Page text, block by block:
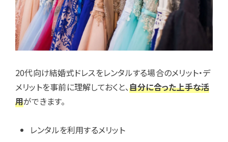
20代向け結婚式ドレスをレンタルする場合のメリット・デ
メリットを事前に理解しておくと、自分に合った上手な活
用ができます。
レンタルを利用するメリット